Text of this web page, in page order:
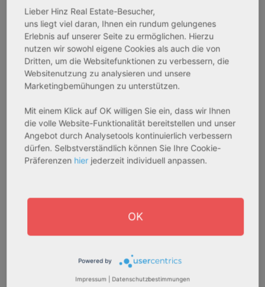
Pflegeapartments oder Betreutem Wohnen wird also im
Osnabrücker Land auch weiterhin hoch bleiben.
Quellen:
https://www.osnabruecker-land.de/erleben/ausfluege-
https://www.osnabruecker-land.de/erleben/kultur-
geschichte
https://jobs.landkreis-osnabrueck.de/
Lieber Hinz Real Estate-Besucher,
uns liegt viel daran, Ihnen ein rundum gelungenes
Erlebnis auf unserer Seite zu ermöglichen. Hierzu
nutzen wir sowohl eigene Cookies als auch die von
Dritten, um die Websitefunktionen zu verbessern, die
Websitenutzung zu analysieren und unsere
Marketingbemühungen zu unterstützen.
Mit einem Klick auf OK willigen Sie ein, dass wir Ihnen
die volle Website-Funktionalität bereitstellen und unser
Angebot durch Analysetools kontinuierlich verbessern
dürfen. Selbstverständlich können Sie Ihre Cookie-
Präferenzen hier jederzeit individuell anpassen.
OK
Powered by
Impressum Datenschutzbestimmungen